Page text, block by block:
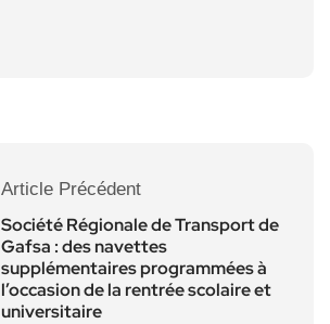
Article Précédent
Société Régionale de Transport de
Gafsa : des navettes
supplémentaires programmées à
l’occasion de la rentrée scolaire et
universitaire